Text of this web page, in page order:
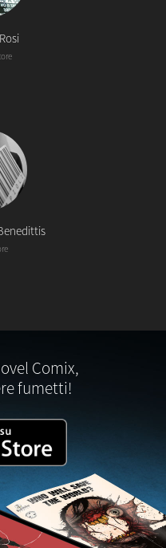
Comix,
fumetti!